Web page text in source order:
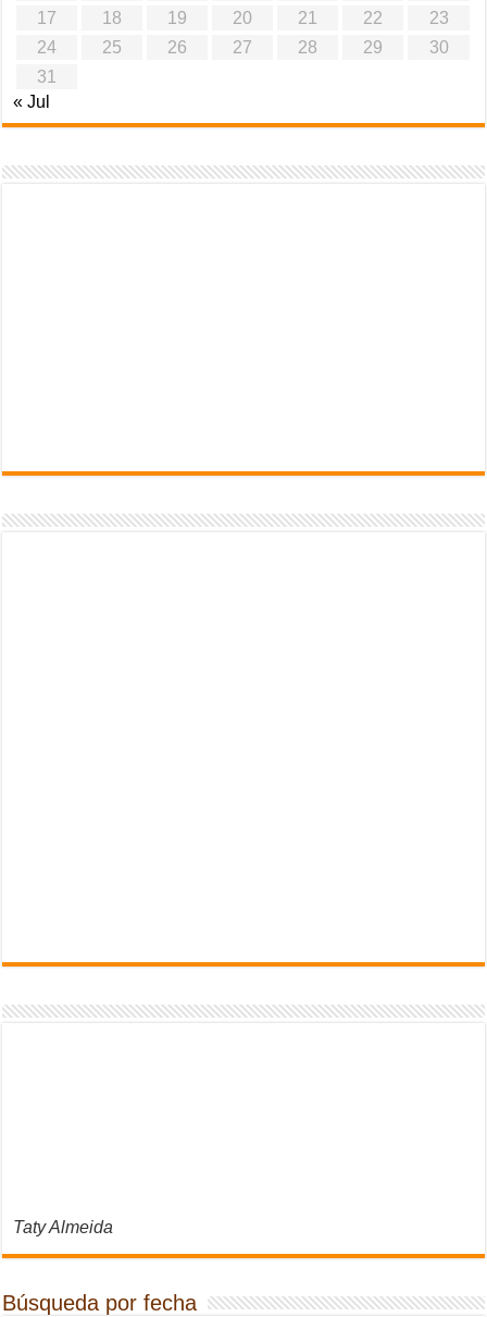
17
18 19 20 21 22
23
24
25 26 27 28 29
30
31
« Jul
Taty Almeida
Búsqueda por fecha